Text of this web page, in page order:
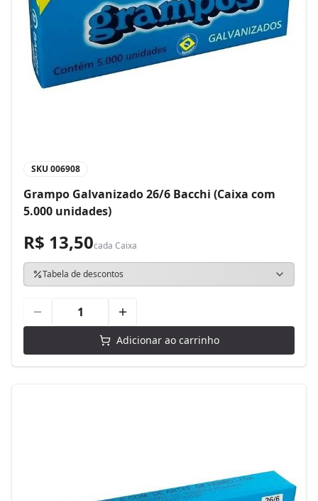
SKU 006908
Grampo Galvanizado 26/6 Bacchi (Caixa com
5.000 unidades)
R$ 13,50cada Caixa
Tabela de descontos
Adicionar ao carrinho